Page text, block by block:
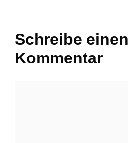
Schreibe einen
Kommentar